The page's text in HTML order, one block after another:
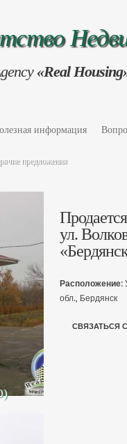
«Real
информация
предложения
ул.
Расположение:
обл., Бердянск
СВЯЗАТЬСЯ